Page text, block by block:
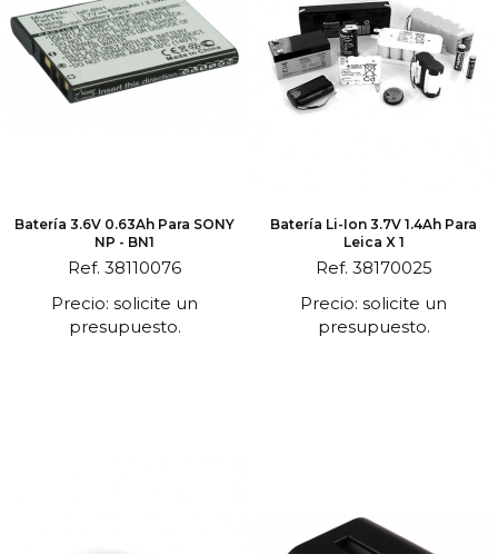
Batería 3.6V 0.63Ah Para SONY
NP - BN1
Ref. 38110076
Precio: solicite un
presupuesto.
Batería Li-Ion 3.7V 1.4Ah Para
Leica X 1
Ref. 38170025
Precio: solicite un
presupuesto.